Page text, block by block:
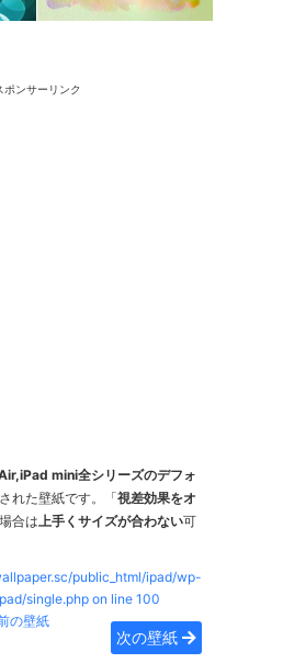
ポンサーリンク
mini全シリーズのデフォ
された壁紙です。「視差効果をオ
合は 上手くサイズが合わない可
public_html/ipad/wp-
single.php on line 100
の壁紙
次の壁紙